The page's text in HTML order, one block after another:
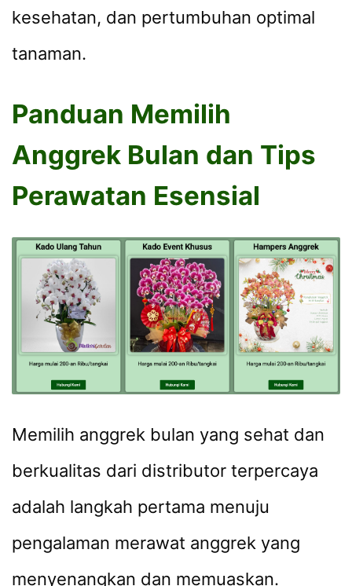
kesehatan, dan pertumbuhan optimal
tanaman.
Panduan Memilih
Anggrek Bulan dan Tips
Perawatan Esensial
Memilih anggrek bulan yang sehat dan
berkualitas dari distributor terpercaya
adalah langkah pertama menuju
pengalaman merawat anggrek yang
menyenangkan dan memuaskan.